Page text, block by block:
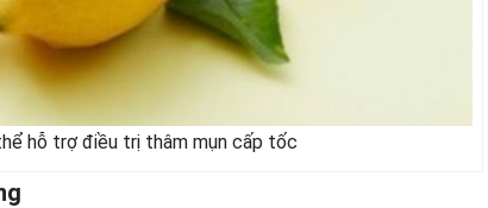
hỗ trợ điều trị thâm mụn cấp tốc